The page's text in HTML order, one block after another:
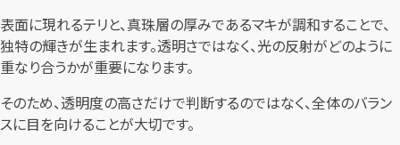
表面に現れるテリと、真珠層の厚みであるマキが調和することで、
独特の輝きが生まれます。透明さではなく、光の反射がどのように
重なり合うかが重要になります。
そのため、透明度の高さだけで判断するのではなく、全体のバラン
スに目を向けることが大切です。